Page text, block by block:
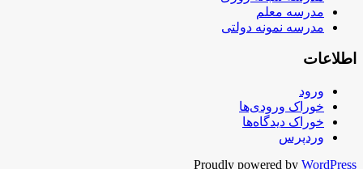
مدرسه معلم
مدرسه نمونه دولتی
اطلاعات
ورود
خوراک ورودی‌ها
خوراک دیدگاه‌ها
وردپرس
Proudly powered by WordPress